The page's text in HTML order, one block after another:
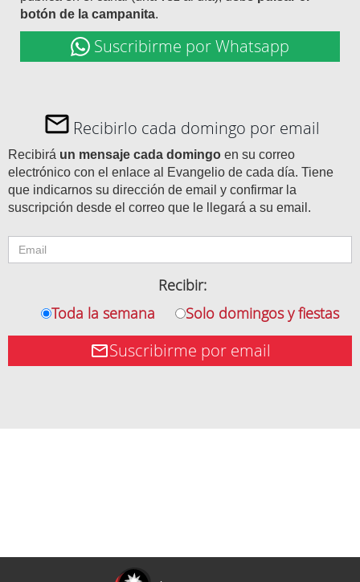
botón de la campanita.
Suscribirme por Whatsapp
Recibirlo cada domingo por email
Recibirá un mensaje cada domingo en su correo
electrónico con el enlace al Evangelio de cada día. Tiene
que indicarnos su dirección de email y confirmar la
suscripción desde el correo que le llegará a su email.
Recibir:
Toda la semana
Solo domingos y fiestas
Suscribirme por email